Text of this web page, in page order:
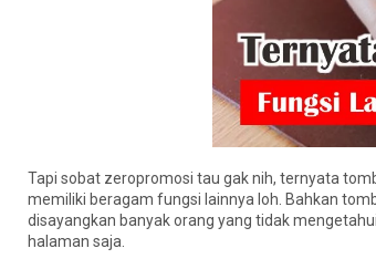
Tapi sobat zeropromosi tau gak nih, ternyata
memiliki beragam fungsi lainnya loh. Bahkan
disayangkan banyak orang yang tidak
halaman saja.